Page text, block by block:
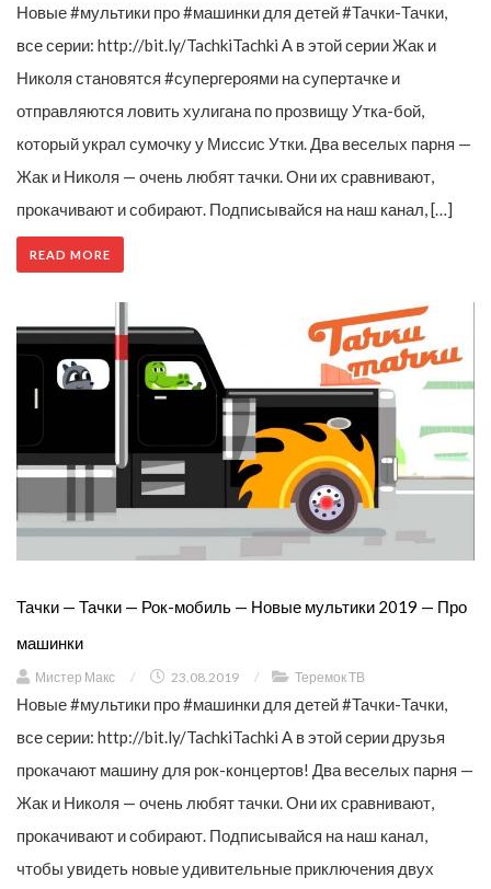
Новые #мультики про #машинки для детей #Тачки-Тачки,
все серии: http://bit.ly/TachkiTachki А в этой серии Жак и
Николя становятся #супергероями на супертачке и
отправляются ловить хулигана по прозвищу Утка-бой,
который украл сумочку у Миссис Утки. Два веселых парня —
Жак и Николя — очень любят тачки. Они их сравнивают,
прокачивают и собирают. Подписывайся на наш канал, […]
READ MORE
Тачки — Тачки — Рок-мобиль — Новые мультики 2019 — Про
машинки
Мистер Макс / 23.08.2019 / Теремок ТВ
Новые #мультики про #машинки для детей #Тачки-Тачки,
все серии: http://bit.ly/TachkiTachki А в этой серии друзья
прокачают машину для рок-концертов! Два веселых парня —
Жак и Николя — очень любят тачки. Они их сравнивают,
прокачивают и собирают. Подписывайся на наш канал,
чтобы увидеть новые удивительные приключения двух